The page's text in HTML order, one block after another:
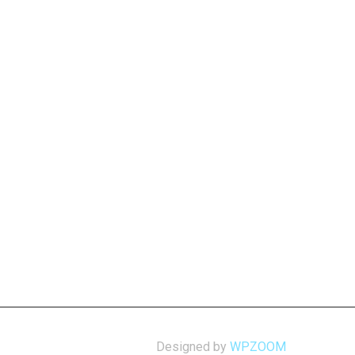
Designed by WPZOOM